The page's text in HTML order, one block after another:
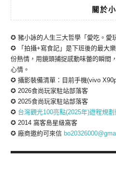
關於
✪ 豬小詠的人生三大哲學「愛吃。愛
✪ 「拍攝+寫食記」是下班後的最大
份熱情，用鏡頭捕捉感動味蕾的瞬間
心情。
✪ 攝影裝備清單：目前手機(vivo
✪ 2026食尚玩家駐站部落客
✪ 2025食尚玩家駐站部落客
✪ 台灣觀光100亮點(2025年)遊程規
✪ 2014 窩客島星級窩客
✪ 廠商邀約可來信